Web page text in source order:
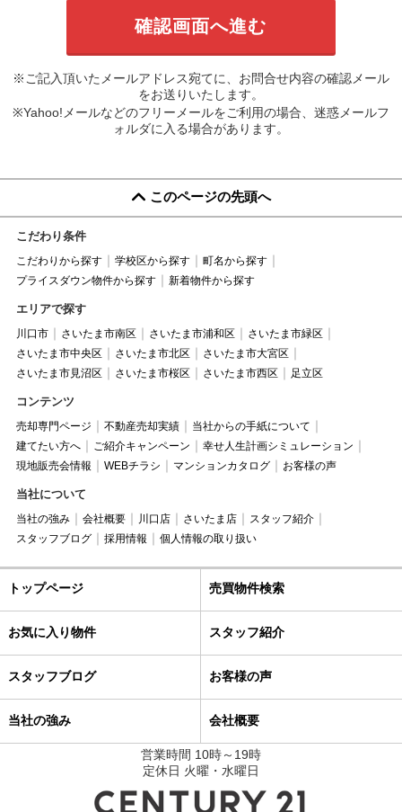
※ご記入頂いたメールアドレス宛てに、お問合せ内容の確認メール
をお送りいたします。
※Yahoo!メールなどのフリーメールをご利用の場合、迷惑メールフ
ォルダに入る場合があります。
このページの先頭へ
こだわり条件
こだわりから探す 学校区から探す
町名から探す
プライスダウン物件から探す
新着物件から探す
エリアで探す
川口市 さいたま市南区 さいたま市浦和区
さいたま市緑区
さいたま市中央区
さいたま市北区
さいたま市大宮区
さいたま市見沼区
さいたま市桜区 さいたま市西区 足立区
コンテンツ
売却専門ページ 不動産売却実績
当社からの手紙について
建てたい方へ
ご紹介キャンペーン
幸せ人生計画シミュレーション
現地販売会情報
WEBチラシ マンションカタログ お客様の声
当社について
当社の強み 会社概要 川口店 さいたま店
スタッフ紹介
スタッフブログ
採用情報 個人情報の取り扱い
トップページ 売買物件検索
お気に入り物件 スタッフ紹介
スタッフブログ お客様の声
当社の強み 会社概要
営業時間 10時～19時
定休日 火曜・水曜日